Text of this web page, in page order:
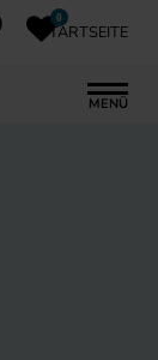
0
STARTSEITE
MENÜ